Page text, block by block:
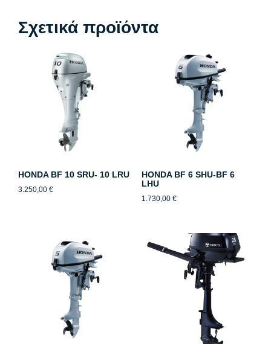
Σχετικά προϊόντα
HONDA BF 10 SRU- 10 LRU
3.250,00 €
HONDA BF 6 SHU-BF 6
LHU
1.730,00 €